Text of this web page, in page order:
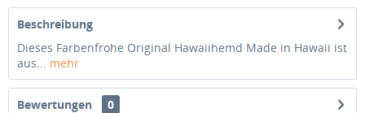
Beschreibung
Dieses Farbenfrohe Original Hawaiihemd Made in Hawaii ist
aus... mehr
Bewertungen
0